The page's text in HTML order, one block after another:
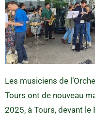
Les musiciens de
Tours ont de nouveau
2025, à Tours, devant